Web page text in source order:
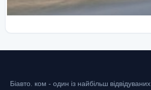
Біавто. ком - один із найбільш відвідуваних